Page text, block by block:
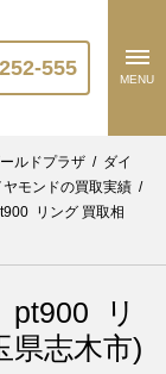
555 MENU
ルドプラザ / ダイ
ヤモンドの買取実績 /
リング 買取相
pt900 リ
県志木市)